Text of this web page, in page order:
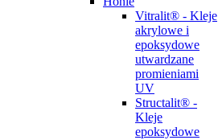
Vitralit® - Kleje
akrylowe i
epoksydowe
utwardzane
promieniami
UV
Structalit® -
Kleje
epoksydowe